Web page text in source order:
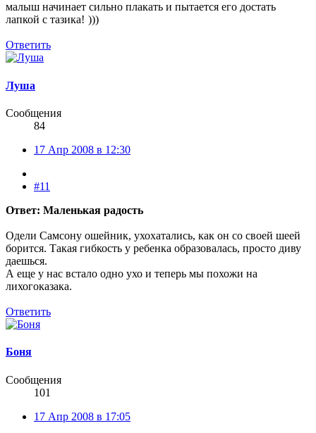
малыш начинает сильно плакать и пытается его достать
лапкой с тазика! )))
Ответить
Луша
Сообщения
84
17 Апр 2008 в 12:30
#11
Ответ: Маленькая радость
Одели Самсону ошейник, ухохатались, как он со своей шеей
борится. Такая гибкость у ребенка образовалась, просто диву
даешься.
А еще у нас встало одно ухо и теперь мы похожи на
лихогоказака.
Ответить
Боня
Сообщения
101
17 Апр 2008 в 17:05